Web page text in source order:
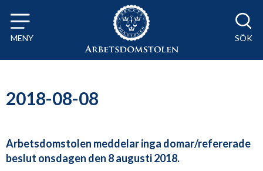
Till innehåll på sidan x
MENY SÖK
2018-08-08
Arbetsdomstolen meddelar inga domar/refererade
beslut onsdagen den 8 augusti 2018.